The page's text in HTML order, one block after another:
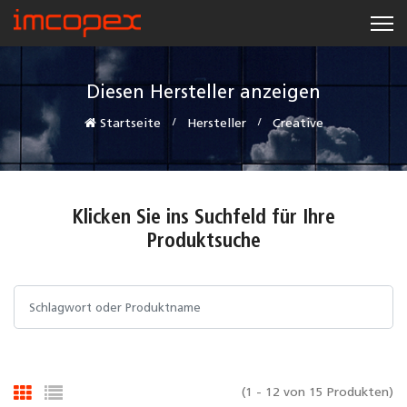
Diesen Hersteller anzeigen
Startseite Hersteller Creative
Klicken Sie ins Suchfeld für Ihre
Produktsuche
(1 - 12 von 15 Produkten)